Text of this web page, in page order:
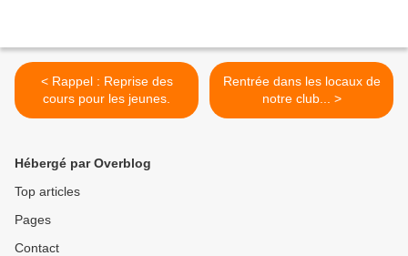
< Rappel : Reprise des
cours pour les jeunes.
Rentrée dans les locaux de
notre club... >
Hébergé par Overblog
Top articles
Pages
Contact